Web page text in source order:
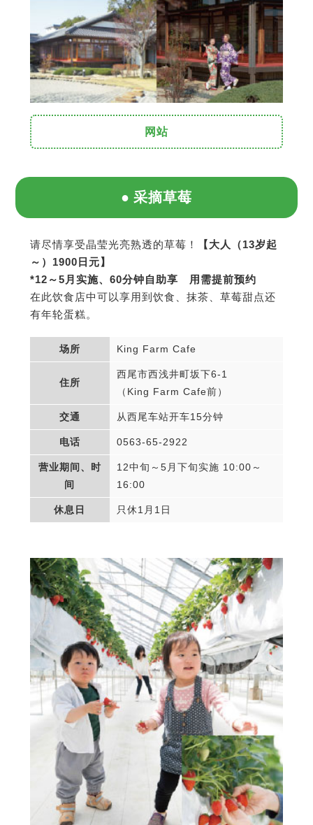
网站
采摘草莓
请尽情享受晶莹光亮熟透的草莓！
【大人（13岁起
～）1900日元】
*12～5月实施、60分钟自助享 用需提前预约
在此饮食店中可以享用到饮食、抹茶、草莓甜点还
有年轮蛋糕。
场所 King Farm Cafe
住所
西尾市西浅井町坂下6-1
（King Farm Cafe前）
交通 从西尾车站开车15分钟
电话 0563-65-2922
营业期间、时
间
12中旬～5月下旬实施 10:00～
16:00
休息日 只休1月1日